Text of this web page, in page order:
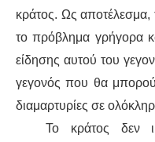
κράτος. Ως
το πρόβλημα γρήγορα
είδησης αυτού του
γεγονός που θα
διαμαρτυρίες σε
Το κράτος δεν